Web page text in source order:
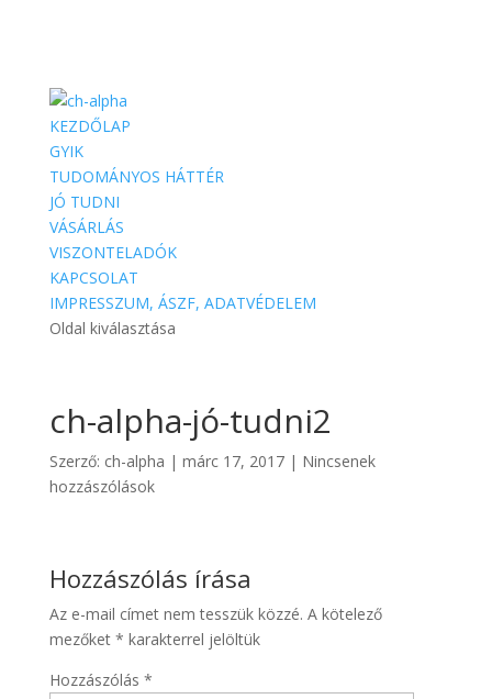
KEZDŐLAP
GYIK
TUDOMÁNYOS HÁTTÉR
JÓ TUDNI
VÁSÁRLÁS
VISZONTELADÓK
KAPCSOLAT
IMPRESSZUM, ÁSZF, ADATVÉDELEM
Oldal kiválasztása
ch-alpha-jó-tudni2
Szerző: ch-alpha | márc 17, 2017| Nincsenek
hozzászólások
Hozzászólás írása
Az e-mail címet nem tesszük közzé. A kötelező
mezőket * karakterrel jelöltük
Hozzászólás *